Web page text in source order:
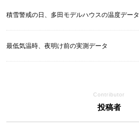
積雪警戒の日、多田モデルハウスの温度データ
最低気温時、夜明け前の実測データ
Contributor
投稿者